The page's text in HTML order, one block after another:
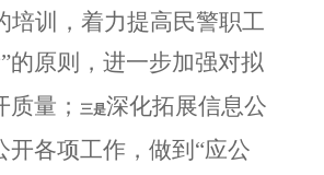
培训，着力提高民警职工
的原则，进一步加强对拟
量；
三是深化拓展信息公
各项工作，做到“应公